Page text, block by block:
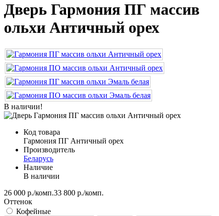
Дверь Гармония ПГ массив
ольхи Античный орех
В наличии!
Код товара
Гармония ПГ Античный орех
Производитель
Беларусь
Наличие
В наличии
26 000 р./комп.33 800 р./комп.
Оттенок
Кофейные